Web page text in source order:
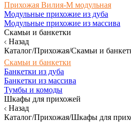
Прихожая Вилия-М модульная
Модульные прихожие из дуба
Модульные прихожие из массива
Скамьи и банкетки
Назад
Каталог/Прихожая/Скамьи и
Скамьи и банкетки
Банкетки из дуба
Банкетки из массива
Тумбы и комоды
Шкафы для прихожей
Назад
Каталог/Прихожая/Шкафы для